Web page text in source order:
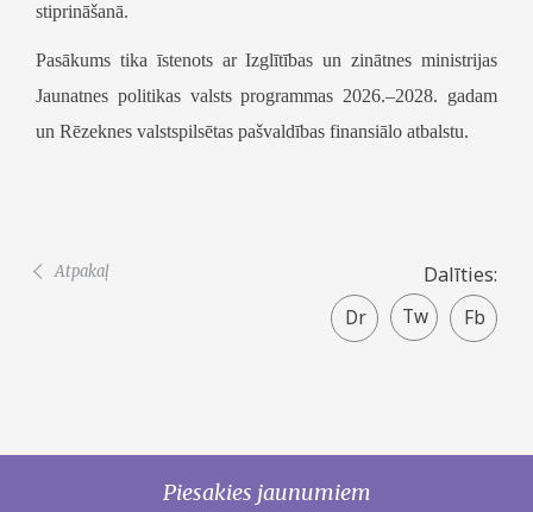
Dalīties:
Facebook
share
Twitter
stiprināšanā.
Pasākums tika īstenots ar Izglītības un zinātnes ministrijas
Jaunatnes politikas valsts programmas 2026.–2028. gadam
un Rēzeknes valstspilsētas pašvaldības finansiālo atbalstu.
Atpakaļ
Piesakies jaunumiem